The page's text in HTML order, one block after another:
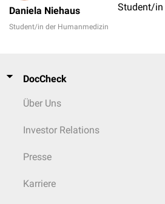
Daniela Niehaus
Student/in der Humanmedizin
DocCheck
Über Uns
Investor Relations
Presse
Karriere